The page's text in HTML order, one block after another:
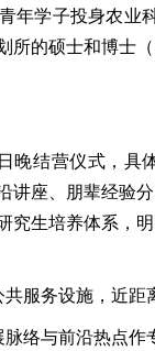
年学子投身农业
的硕士和博士
晚结营仪式，
座、朋辈经验
生培养体系，
服务设施，近距
络与前沿热点作